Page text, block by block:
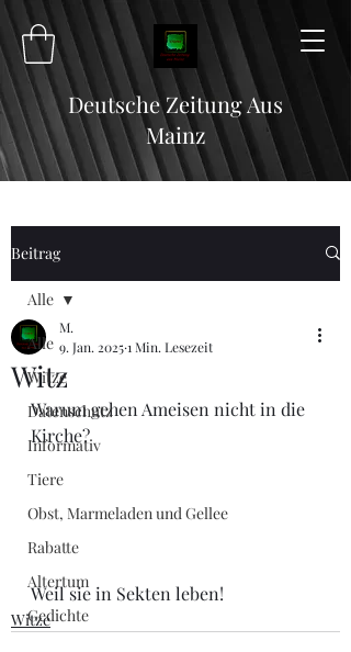
Deutsche Zeitung Aus
Mainz
Beitrag
Alle
Witze
Datenschutz
Informativ
Tiere
Obst, Marmeladen und Gellee
Rabatte
Altertum
Gedichte
Alle
Witz
M.
9. Jan. 20251 Min. Lesezeit
Warum gehen Ameisen nicht in die
Kirche?
Weil sie in Sekten leben!
Witze